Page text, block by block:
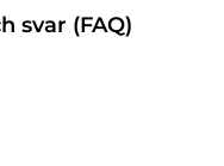
svar (FAQ)